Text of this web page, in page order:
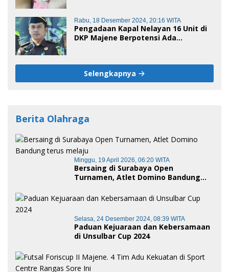
Rabu, 18 Desember 2024, 20:16 WITA
Pengadaan Kapal Nelayan 16 Unit di
DKP Majene Berpotensi Ada
Selengkapnya
Berita Olahraga
Minggu, 19 April 2026, 06:20 WITA
Bersaing di Surabaya Open
Turnamen, Atlet Domino Bandung
Selasa, 24 Desember 2024, 08:39 WITA
Paduan Kejuaraan dan Kebersamaan
di Unsulbar Cup 2024